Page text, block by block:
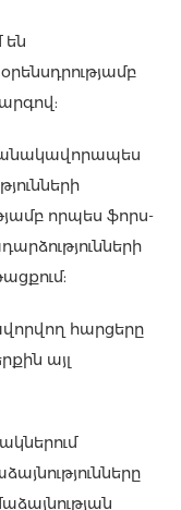
են
որպես ֆորս-
հարցերը
այլ